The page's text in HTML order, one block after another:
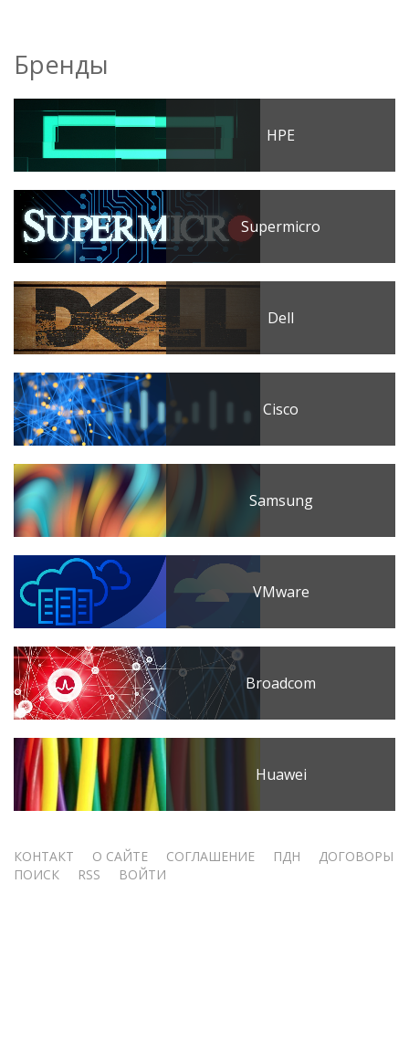
Бренды
HPE
Supermicro
Dell
Cisco
Samsung
VMware
Broadcom
Huawei
Меню
КОНТАКТ О САЙТЕ СОГЛАШЕНИЕ ПДН
ДОГОВОРЫ
ПОИСК
RSS ВОЙТИ